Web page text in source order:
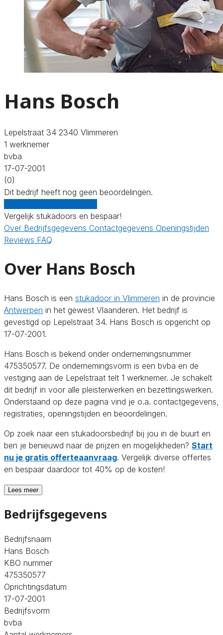
Hans Bosch
Lepelstraat 34 2340 Vlimmeren
1 werknemer
bvba
17-07-2001
(0)
Dit bedrijf heeft nog geen beoordelingen.
Vergelijk stukadoors en bespaar!
Over Bedrijfsgegevens Contactgegevens Openingstijden
Reviews FAQ
Over Hans Bosch
Hans Bosch is een stukadoor in Vlimmeren in de provincie
Antwerpen in het gewest Vlaanderen. Het bedrijf is
gevestigd op Lepelstraat 34. Hans Bosch is opgericht op
17-07-2001.
Hans Bosch is bekend onder ondernemingsnummer
475350577. De ondernemingsvorm is een bvba en de
vestiging aan de Lepelstraat telt 1 werknemer. Je schakelt
dit bedrijf in voor alle pleisterwerken en bezettingswerken.
Onderstaand op deze pagina vind je o.a. contactgegevens,
registraties, openingstijden en beoordelingen.
Op zoek naar een stukadoorsbedrijf bij jou in de buurt en
ben je benieuwd naar de prijzen en mogelijkheden? Start
nu je gratis offerteaanvraag. Vergelijk diverse offertes
en bespaar daardoor tot 40% op de kosten!
Lees meer
Bedrijfsgegevens
Bedrijfsnaam
Hans Bosch
KBO nummer
475350577
Oprichtingsdatum
17-07-2001
Bedrijfsvorm
bvba